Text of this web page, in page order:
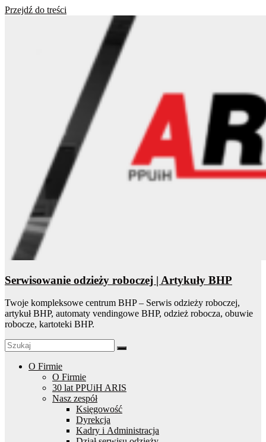
Przejdź do treści
Serwisowanie odzieży roboczej | Artykuły BHP
Twoje kompleksowe centrum BHP – Serwis odzieży roboczej,
artykuł BHP, automaty vendingowe BHP, odzież robocza, obuwie
robocze, kartoteki BHP.
O Firmie
O Firmie
30 lat PPUiH ARIS
Nasz zespół
Księgowość
Dyrekcja
Kadry i Administracja